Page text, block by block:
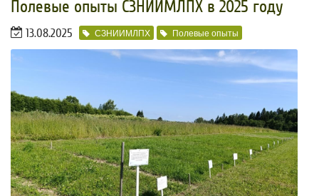
Полевые опыты СЗНИИМЛПХ в 2025 году
13.08.2025 СЗНИИМЛПХ Полевые опыты